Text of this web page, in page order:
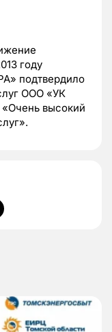
году
подтвердило
ООО «УК
высокий